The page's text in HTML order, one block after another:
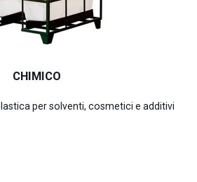
CHIMICO
per solventi, cosmetici e additivi